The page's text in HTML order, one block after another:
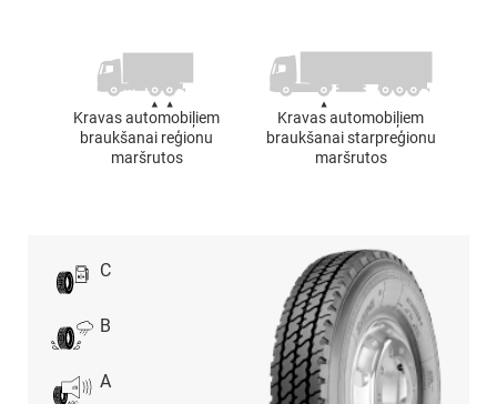
Kravas automobiļiem
braukšanai reģionu
maršrutos
Kravas automobiļiem
braukšanai starpreģionu
maršrutos
C
B
A